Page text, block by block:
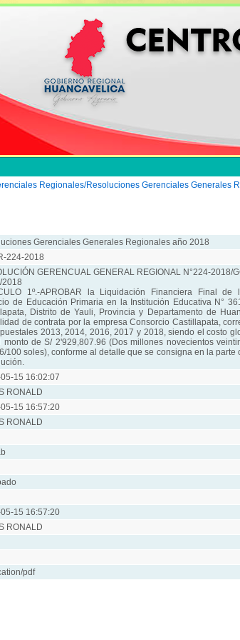
Regionales/Resoluciones Gerenciales Generales
Gerenciales Generales Regionales año 2018
224-2018
GERENCUAL GENERAL REGIONAL N°224-2018/
2018
1º.-APROBAR la Liquidación Financiera Final
de Educación Primaria en la Institución Educativa N°
Distrito de Yauli, Provincia y Departamento de
de contrata por la empresa Consorcio Castillapata,
2013, 2014, 2016, 2017 y 2018, siendo el costo
monto de S/ 2'929,807.96 (Dos millones novecientos
100 soles), conforme al detalle que se consigna en la parte
15 16:02:07
RONALD
15 16:57:20
RONALD
15 16:57:20
RONALD
pdf